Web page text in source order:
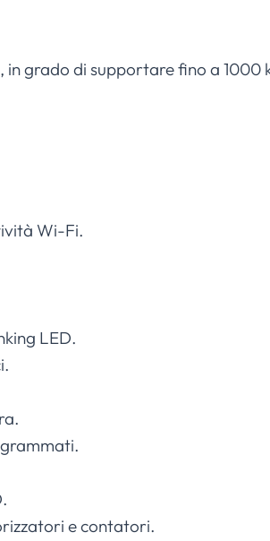
grado di supportare fino a 1000
Wi-Fi.
LED.
e contatori.